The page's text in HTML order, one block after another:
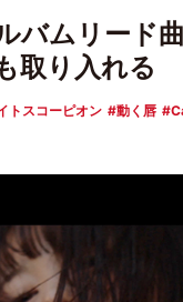
バムリード
取り入れる
トスコーピオン 動く唇